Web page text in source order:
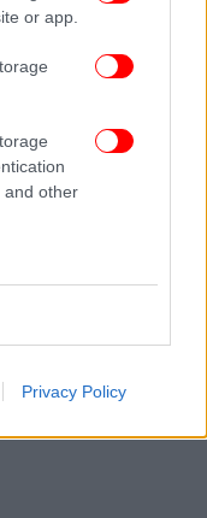
or app.
and other
Privacy Policy
ΠΕΡΙΚΟΠΈΣ